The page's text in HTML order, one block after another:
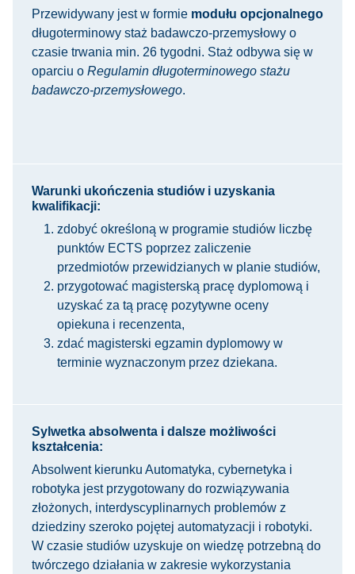
Przewidywany jest w formie modułu opcjonalnego
długoterminowy staż badawczo-przemysłowy o
czasie trwania min. 26 tygodni. Staż odbywa się w
oparciu o Regulamin długoterminowego stażu
badawczo-przemysłowego.
Warunki ukończenia studiów i uzyskania
kwalifikacji:
zdobyć określoną w programie studiów liczbę
punktów ECTS poprzez zaliczenie
przedmiotów przewidzianych w planie studiów,
przygotować magisterską pracę dyplomową i
uzyskać za tą pracę pozytywne oceny
opiekuna i recenzenta,
zdać magisterski egzamin dyplomowy w
terminie wyznaczonym przez dziekana.
Sylwetka absolwenta i dalsze możliwości
kształcenia:
Absolwent kierunku Automatyka, cybernetyka i
robotyka jest przygotowany do rozwiązywania
złożonych, interdyscyplinarnych problemów z
dziedziny szeroko pojętej automatyzacji i robotyki.
W czasie studiów uzyskuje on wiedzę potrzebną do
twórczego działania w zakresie wykorzystania